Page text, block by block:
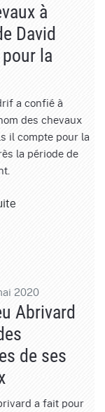
à
David
la
a confié à
des chevaux
il compte pour la
la période de
2020
Abrivard
de ses
a fait pour